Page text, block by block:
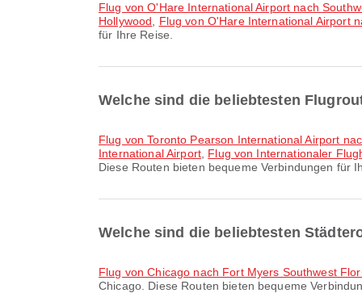
Flug von O'Hare International Airport nach
Hollywood
Flug von O'Hare International Airport
für Ihre Reise.
Welche sind die beliebtesten
Flug von Toronto Pearson International Airport
International Airport, Flug von Internationaler
Diese Routen bieten bequeme Verbindungen für
Welche sind die beliebtesten
Flug von Chicago nach Fort Myers Southwest
Chicago. Diese Routen bieten bequeme